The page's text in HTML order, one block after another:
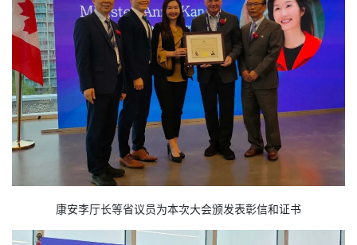
康安李厅长等省议员为本次大会颁发表彰信和证书